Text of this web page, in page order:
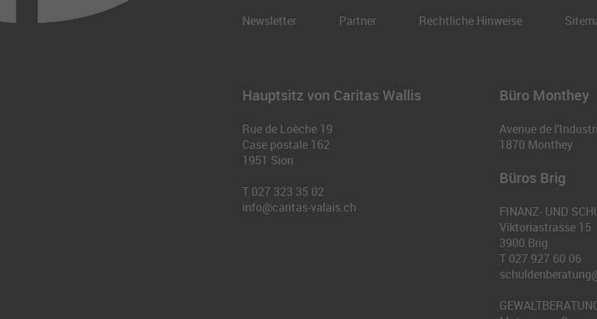
Newsletter Partner Rechtliche Hinweise
Hauptsitz von Caritas Wallis
Rue de Loèche 19
Case postale 162
1951 Sion
T 027 323 35 02
info@caritas-valais.ch
Büro Monthey
Avenue de
1870 Monthey
Büros Brig
FINANZ- UND
Viktoriastrasse 15
3900 Brig
T 027 927 60 06